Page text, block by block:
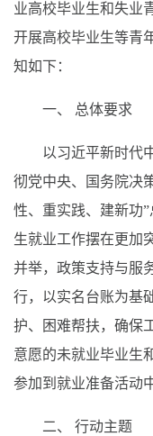
业高校毕业生和失业
开展高校毕业生等青
知如下：
一、 总体要求
以习近平新时代
彻党中央、国务院决
性、重实践、建新功
生就业工作摆在更加
并举，政策支持与服
行，以实名台账为基
护、困难帮扶，确保
意愿的未就业毕业生
参加到就业准备活动
二、 行动主题